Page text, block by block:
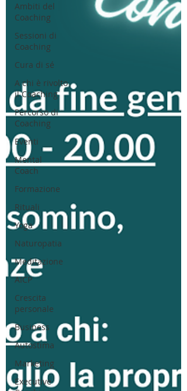
Ambiti del
Coaching
Sessioni di
Coaching
Cura di sé
A chi è rivolto
il Coaching
Percorso di
Coaching
Eventi
Mental
Coach
Formazione
Rituali
Yoga
Naturopatia
Meditazione
AICP
Crescita
personale
Business
Autostima
Marketing
Executive